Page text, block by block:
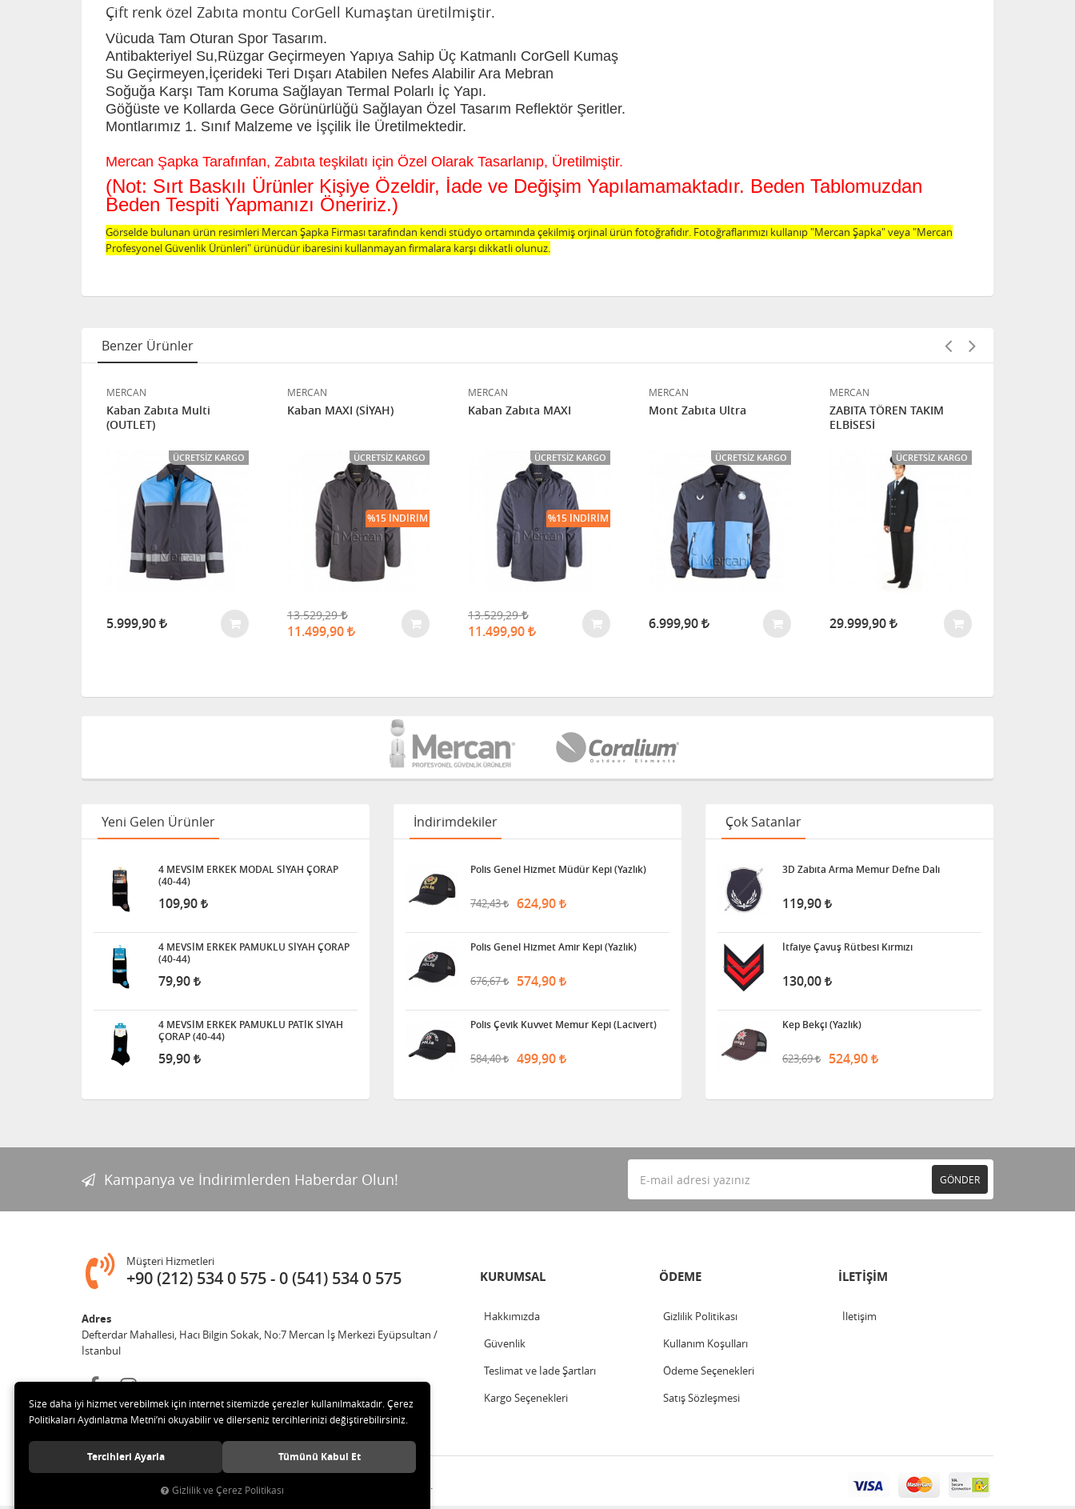
Çift renk özel Zabıta montu CorGell Kumaştan üretilmiştir.
Vücuda Tam Oturan Spor Tasarım.
Antibakteriyel Su,Rüzgar Geçirmeyen Yapıya Sahip Üç Katmanlı CorGell Kumaş
Su Geçirmeyen,İçerideki Teri Dışarı Atabilen Nefes Alabilir Ara Mebran
Soğuğa Karşı Tam Koruma Sağlayan Termal Polarlı İç Yapı.
Göğüste ve Kollarda Gece Görünürlüğü Sağlayan Özel Tasarım Reflektör Şeritler.
Montlarımız 1. Sınıf Malzeme ve İşçilik İle Üretilmektedir.
Mercan Şapka Tarafınfan, Zabıta teşkilatı için Özel Olarak Tasarlanıp, Üretilmiştir.
(Not: Sırt Baskılı Ürünler Kişiye Özeldir, İade ve Değişim Yapılamamaktadır. Beden Tablomuzdan
Beden Tespiti Yapmanızı Öneririz.)
Görselde bulunan ürün resimleri Mercan Şapka Firması tarafından kendi stüdyo ortamında çekilmiş orjinal ürün fotoğrafıdır. Fotoğraflarımızı kullanıp "Mercan Şapka" veya "Mercan
Profesyonel Güvenlik Ürünleri" ürünüdür ibaresini kullanmayan firmalara karşı dikkatli olunuz.
Benzer Ürünler
MERCAN
Kaban Zabıta Multi
(OUTLET)
ÜCRETSIZ KARGO
5.999,90
MERCAN
Kaban MAXI (SİYAH)
ÜCRETSIZ KARGO
13.529,29
11.499,90
%15 İNDIRIM
MERCAN
Kaban Zabıta MAXI
ÜCRETSIZ KARGO
13.529,29
11.499,90
%15 İNDIRIM
MERCAN
Mont Zabıta Ultra
ÜCRETSIZ KARGO
6.999,90
MERCAN
ZABITA TÖREN TAKIM
ELBİSESİ
ÜCRETSIZ KARGO
29.999,90
Yeni Gelen Ürünler
4 MEVSİM ERKEK MODAL SİYAH ÇORAP
(40-44)
109,90
4 MEVSİM ERKEK PAMUKLU SİYAH ÇORAP
(40-44)
79,90
4 MEVSİM ERKEK PAMUKLU PATİK SİYAH
ÇORAP (40-44)
59,90
İndirimdekiler
Polis Genel Hizmet Müdür Kepi (Yazlık)
742,43 624,90
Polis Genel Hizmet Amir Kepi (Yazlık)
676,67 574,90
Polis Çevik Kuvvet Memur Kepi (Lacivert)
584,40 499,90
Çok Satanlar
3D Zabıta Arma Memur Defne Dalı
119,90
İtfaiye Çavuş Rütbesi Kırmızı
130,00
Kep Bekçi (Yazlık)
623,69 524,90
Kampanya ve İndirimlerden Haberdar Olun! GÖNDER
Müşteri Hizmetleri
+90 (212) 534 0 575 0 (541) 534 0 575
Adres
Defterdar Mahallesi, Hacı Bilgin Sokak, No:7 Mercan İş Merkezi Eyüpsultan /
İstanbul
KURUMSAL
Hakkımızda
Güvenlik
Teslimat ve İade Şartları
Kargo Seçenekleri
ÖDEME
Gizlilik Politikası
Kullanım Koşulları
Ödeme Seçenekleri
Satış Sözleşmesi
İLETİŞİM
İletişim
© 2018 MERCAN PROFESYONEL GÜVENLİK ÜRÜNLERİ Tüm hakları saklıdır.
Size daha iyi hizmet verebilmek için internet sitemizde çerezler kullanılmaktadır. Çerez
Politikaları Aydınlatma Metni’ni okuyabilir ve dilerseniz tercihlerinizi değiştirebilirsiniz.
Tercihleri Ayarla Tümünü Kabul Et
Gizlilik ve Çerez Politikası